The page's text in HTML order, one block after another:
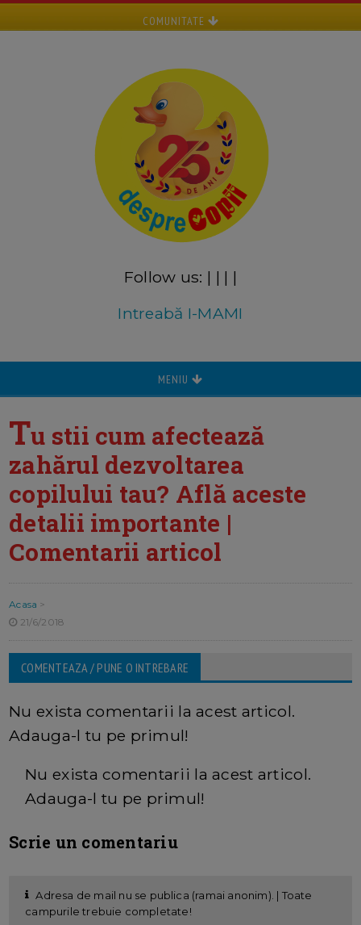
COMUNITATE
Follow us: | | | |
Intreabă I-MAMI
MENIU
Tu stii cum afectează
zahărul dezvoltarea
copilului tau? Află aceste
detalii importante |
Comentarii articol
Acasa >
21/6/2018
COMENTEAZA / PUNE O INTREBARE
Nu exista comentarii la acest articol.
Adauga-l tu pe primul!
Nu exista comentarii la acest articol.
Adauga-l tu pe primul!
Scrie un comentariu
Adresa de mail nu se publica (ramai anonim). | Toate
campurile trebuie completate!